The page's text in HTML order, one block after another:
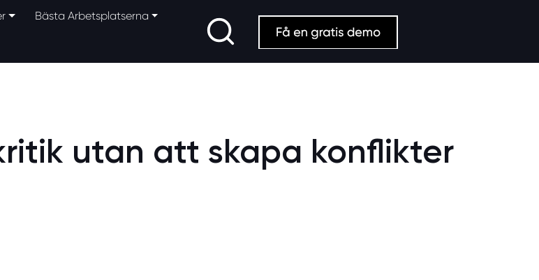
Bästa Arbetsplatserna
Search
utan att skapa konflikter